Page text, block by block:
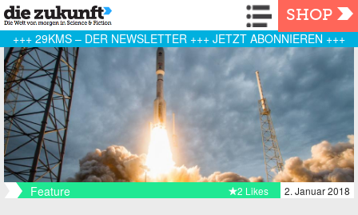
Navigation
SHOP
+++ 29KMS – DER NEWSLETTER +++ JETZT ABONNIEREN +++
Feature 2. Januar 2018
2 Likes